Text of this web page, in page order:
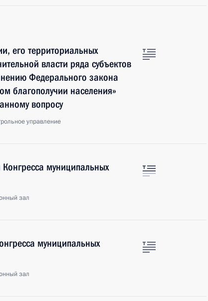
его территориальных
власти ряда субъектов
Федерального закона
благополучии населения»
вопросу
управление
муниципальных
зал
муниципальных
зал